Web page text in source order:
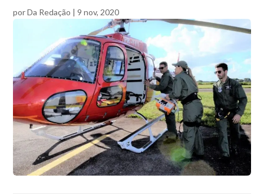
porDa Redação |9 nov, 2020